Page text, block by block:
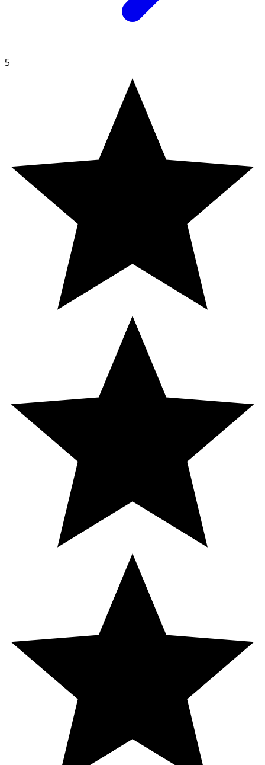
Hydroxypropyltrimonium Chloride, Sodium Chloride,
Citric Acid, Phenoxyethanol, Formic Acid, Benzoic Acid,
5